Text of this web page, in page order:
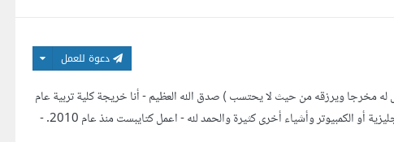
دعوة للعمل
له مخرجا ويرزقه من حيث لا يحتسب ) صدق الله العظيم - أنا خريجة كلية تربية عام
قسم جغرافيا- غير الكورسات التي حصلت عليها بعد الكلية سواء في اللغة الإنجليزية أو الكمبيوتر وأشياء أخرى كثيرة والحمد لله - اعمل كتايبست منذ عام 2010. -